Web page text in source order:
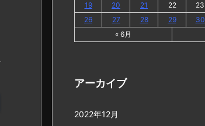
19
20 21 22 23
26
27 28 29 30
« 6月
アーカイブ
2022年12月